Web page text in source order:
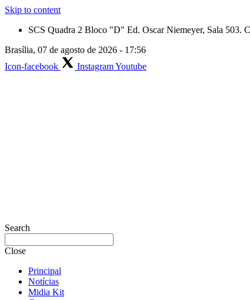
Skip to content
SCS Quadra 2 Bloco "D" Ed. Oscar Niemeyer, Sala 503.
Brasília, 07 de agosto de 2026 - 17:56
Icon-facebook
InstagramYoutube
Search
Close
Principal
Notícias
Midia Kit